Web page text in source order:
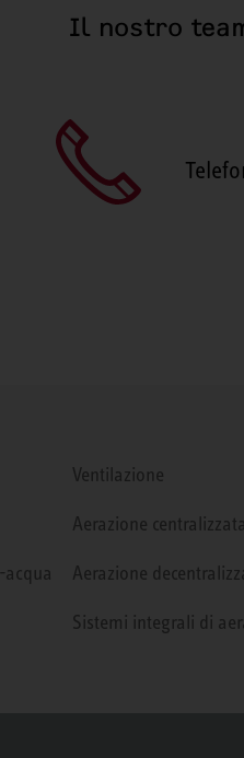
Il nostro
Ventilazione
Aerazione centralizzata
Aerazione
Sistemi integrali di